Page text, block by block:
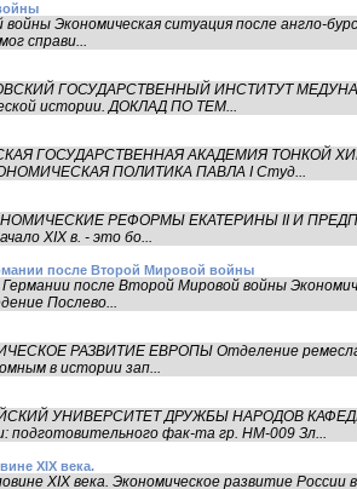
войны Экономическая ситуация после англо-
справи...
ГОСУДАРСТВЕННЫЙ ИНСТИТУТ
истории. ДОКЛАД ПО ТЕМ...
ГОСУДАРСТВЕННАЯ АКАДЕМИЯ
ПОЛИТИКА ПАВЛА I Студ...
РЕФОРМЫ ЕКАТЕРИНЫ II И
XIX в. - это бо...
после Второй Мировой войны
после Второй Мировой войны
Послево...
РАЗВИТИЕ ЕВРОПЫ Отделение ремесла
в истории зап...
УНИВЕРСИТЕТ ДРУЖБЫ НАРОДОВ
фак-та гр. НМ-009 Зл...
XIX века.
XIX века. Экономическое развитие России